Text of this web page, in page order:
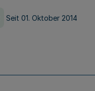
Seit 01. Oktober 2014